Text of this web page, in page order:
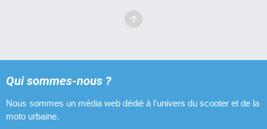
Qui sommes-nous ?
Nous sommes un média web dédié à l'univers du scooter et de la
moto urbaine.